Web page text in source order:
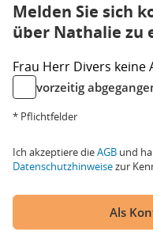
Melden Sie sich
über Nathalie zu
Frau Herr Divers keine
vorzeitig
* Pflichtfelder
Ich akzeptiere dieAGB und
Datenschutzhinweisezur
Als